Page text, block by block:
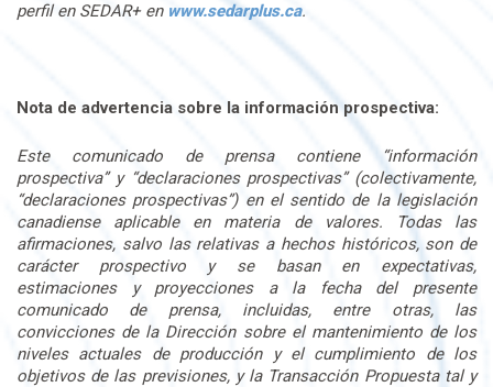
perfil en SEDAR+ en www.sedarplus.ca.
Nota de advertencia sobre la información prospectiva:
Este comunicado de prensa contiene “información
prospectiva” y “declaraciones prospectivas” (colectivamente,
“declaraciones prospectivas”) en el sentido de la legislación
canadiense aplicable en materia de valores. Todas las
afirmaciones, salvo las relativas a hechos históricos, son de
carácter prospectivo y se basan en expectativas,
estimaciones y proyecciones a la fecha del presente
comunicado de prensa, incluidas, entre otras, las
convicciones de la Dirección sobre el mantenimiento de los
niveles actuales de producción y el cumplimiento de los
objetivos de las previsiones, y la Transacción Propuesta tal y